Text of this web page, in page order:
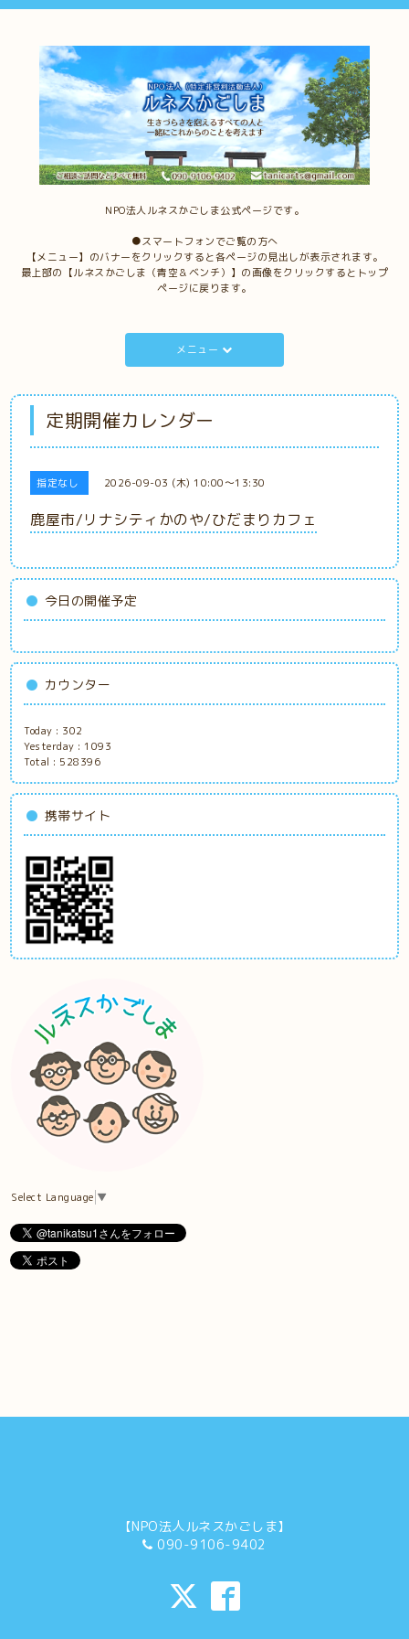
NPO法人ルネスかごしま公式ページです。
●スマートフォンでご覧の方へ
【メニュー】のバナーをクリックすると各ページの見出しが表示されます。
最上部の【ルネスかごしま（青空＆ベンチ）】の画像をクリックするとトップ
ページに戻ります。
メニュー
定期開催カレンダー
指定なし 2026-09-03 (木) 10:00～13:30
鹿屋市/リナシティかのや/ひだまりカフェ
今日の開催予定
カウンター
Today : 302
Yesterday : 1093
Total : 528396
携帯サイト
Select Language ▼
【NPO法人ルネスかごしま】
090-9106-9402